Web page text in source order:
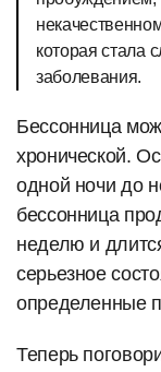
которая стала
заболевания.
Бессонница
хронической.
одной ночи до
бессонница
неделю и
серьезное
определенные
Теперь